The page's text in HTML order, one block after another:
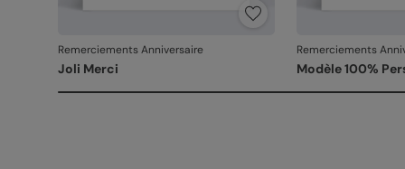
Remerciements Anniversaire
Joli Merci
Remerciements
Modèle 100%